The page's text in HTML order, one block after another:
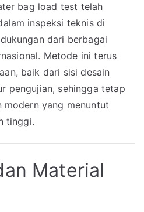
bag load test telah
inspeksi teknis di
dari berbagai
Metode ini terus
baik dari sisi desain
pengujian, sehingga tetap
modern yang menuntut
tinggi.
Material